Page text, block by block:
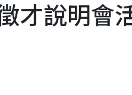
才說明會